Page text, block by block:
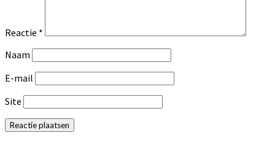
Reactie *
Naam
E-mail
Site